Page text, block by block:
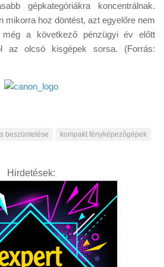
gépkategóriákra koncentrálnak.
mikorra hoz döntést, azt egyelőre nem
még a következő pénzügyi év előtt
az olcsó kisgépek sorsa. (Forrás:
beszüntetése kompakt fényképezőgépek
Hirdetések: